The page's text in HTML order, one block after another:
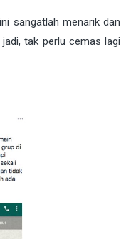
sangatlah menarik dan
tak perlu cemas lagi